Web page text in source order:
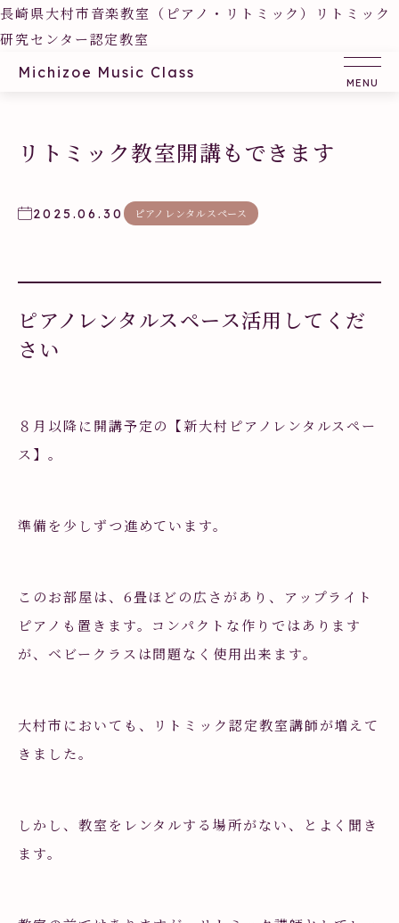
長崎県大村市音楽教室（ピアノ・リトミック）リトミック
研究センター認定教室
Michizoe Music Class
リトミック教室開講もできます
2025.06.30 ピアノレンタルスペース
ピアノレンタルスペース活用してくだ
さい
８月以降に開講予定の【新大村ピアノレンタルスペー
ス】。
準備を少しずつ進めています。
このお部屋は、6畳ほどの広さがあり、アップライト
ピアノも置きます。コンパクトな作りではあります
が、ベビークラスは問題なく使用出来ます。
大村市においても、リトミック認定教室講師が増えて
きました。
しかし、教室をレンタルする場所がない、とよく聞き
ます。